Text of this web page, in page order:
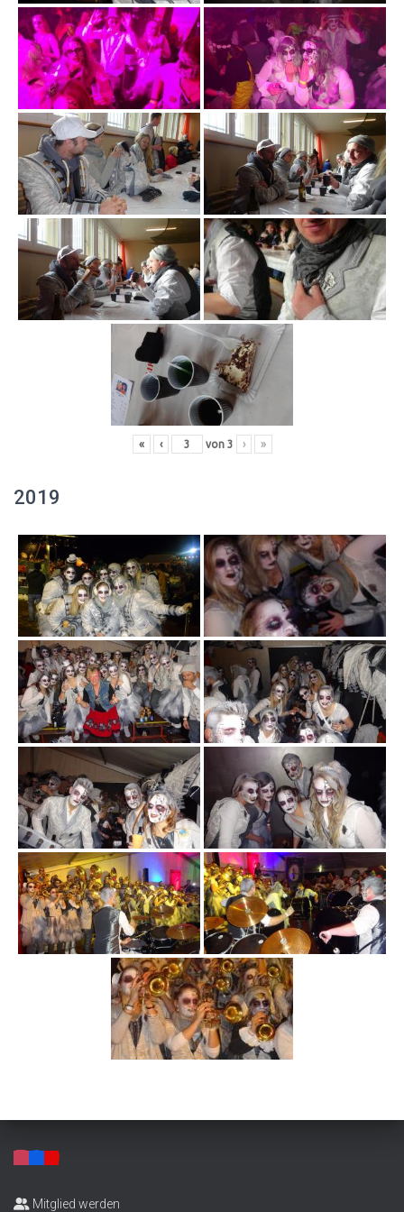
« ‹ von 3 › »
2019
Mitglied werden